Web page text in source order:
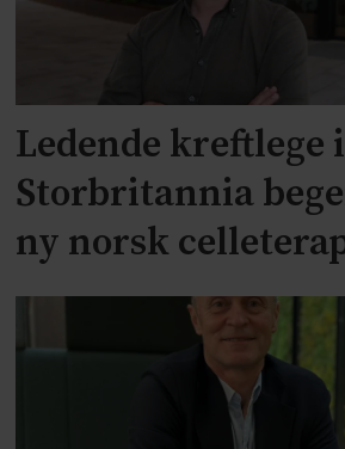
Ledende kreftlege i
Storbritannia
ny norsk